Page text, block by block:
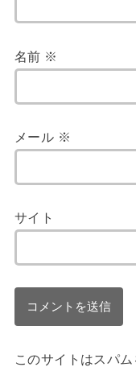
名前 ※
メール ※
サイト
このサイトはスパ